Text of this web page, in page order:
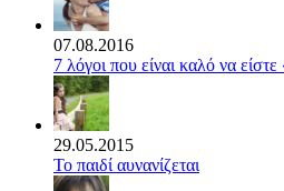
07.08.2016
7 λόγοι που είναι καλό να
29.05.2015
Το παιδί αυνανίζεται